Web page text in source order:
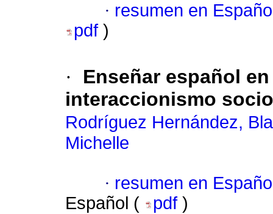
· resumen en
pdf )
·
Enseñar español
interaccionismo
Rodríguez Hernández,
Michelle
· resumen en
Español (
pdf )